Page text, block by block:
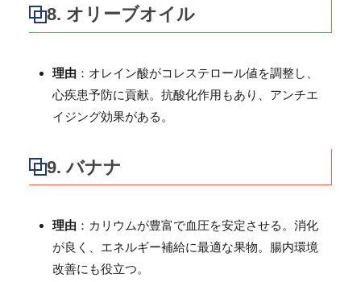
8. オリーブオイル
理由 ：オレイン酸がコレステロール値を調整し、
心疾患予防に貢献。抗酸化作用もあり、アンチエ
イジング効果がある。
9.バナナ
理由 ：カリウムが豊富で血圧を安定させる。消化
が良く、エネルギー補給に最適な果物。腸内環境
改善にも役立つ。